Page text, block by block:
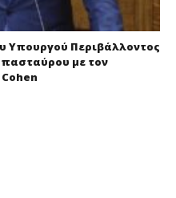
Υπουργού Περιβάλλοντος
με τον